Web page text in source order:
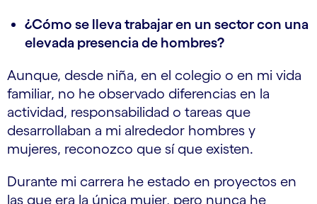
¿Cómo se lleva trabajar en un sector con una
elevada presencia de hombres?
Aunque, desde niña, en el colegio o en mi vida
familiar, no he observado diferencias en la
actividad, responsabilidad o tareas que
desarrollaban a mi alrededor hombres y
mujeres, reconozco que sí que existen.
Durante mi carrera he estado en proyectos en
las que era la única mujer, pero nunca he